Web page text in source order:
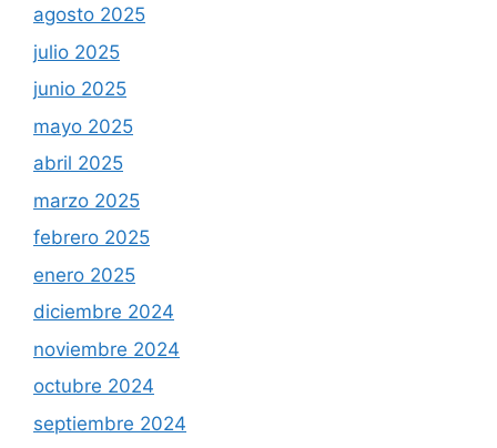
agosto 2025
julio 2025
junio 2025
mayo 2025
abril 2025
marzo 2025
febrero 2025
enero 2025
diciembre 2024
noviembre 2024
octubre 2024
septiembre 2024